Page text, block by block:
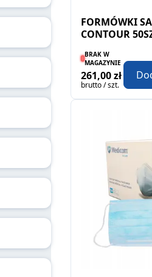
FORMÓWKI
CONTOUR
BRAK W
MAGAZYNIE
261,00 zł
brutto / szt.